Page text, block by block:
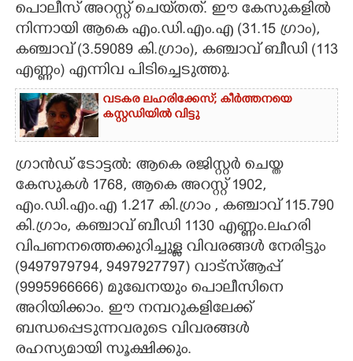
പൊലീസ് അറസ്റ്റ്‌ ചെയ്‌തത്. ഈ കേസുകളിൽ
നിന്നായി ആകെ എം.ഡി.എം.എ (31.15 ഗ്രാം),
കഞ്ചാവ് (3.59089 കി.ഗ്രാം), കഞ്ചാവ് ബീഡി (113
എണ്ണം) എന്നിവ പിടിച്ചെടുത്തു.
വടകര ലഹരിക്കേസ്; കീർത്തനയെ
കസ്റ്റഡിയിൽ വിട്ടു
ഗ്രാൻഡ് ടോട്ടൽ: ആകെ രജിസ്റ്റർ ചെയ്ത
കേസുകൾ 1768, ആകെ അറസ്റ്റ് 1902,
എം.ഡി.എം.എ 1.217 കി.ഗ്രാം , കഞ്ചാവ് 115.790
കി.ഗ്രാം, കഞ്ചാവ് ബീഡി 1130 എണ്ണം.ലഹരി
വിപണനത്തെക്കുറിച്ചുള്ള വിവരങ്ങൾ നേരിട്ടും
(9497979794, 9497927797) വാട്സ്ആപ്പ്
(9995966666) മുഖേനയും പൊലീസിനെ
അറിയിക്കാം. ഈ നമ്പറുകളിലേക്ക്
ബന്ധപ്പെടുന്നവരുടെ വിവരങ്ങൾ
രഹസ്യമായി സൂക്ഷിക്കും.